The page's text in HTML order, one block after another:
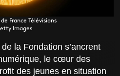
France Télévisions
Images
la Fondation s’ancrent
le cœur des
des jeunes en situation